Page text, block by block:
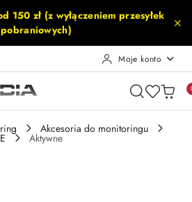
150 zł (z wyłączeniem przesyłek
pobraniowych)
Moje konto
Akcesoria do monitoringu
Aktywne